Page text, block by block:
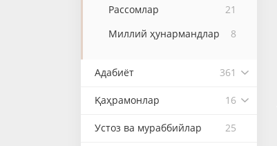
Рассомлар
21
Миллий ҳунармандлар
8
Адабиёт 361
Қаҳрамонлар 16
Устоз ва мураббийлар 25